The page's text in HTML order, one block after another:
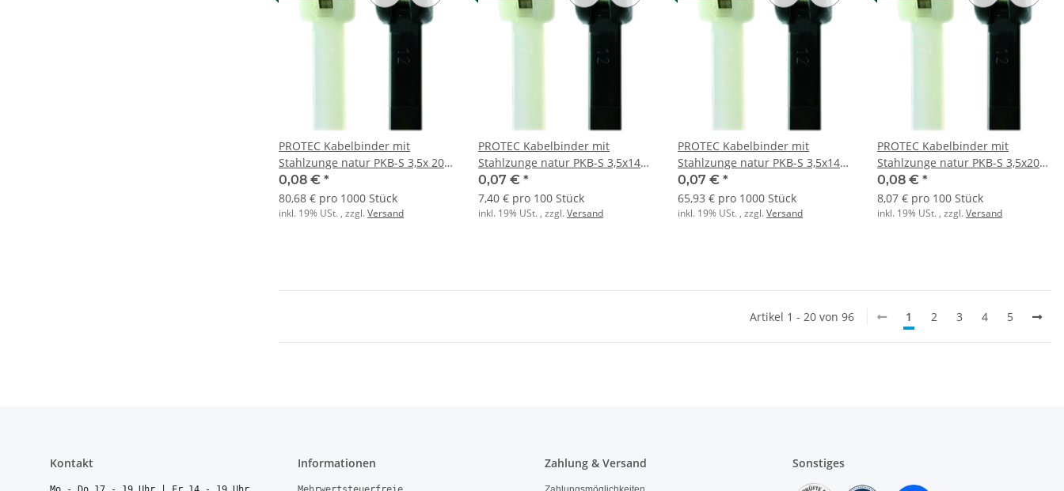
PROTEC Kabelbinder mit
Stahlzunge natur PKB-S 3,5x 200
(1000 Stk.)
0,08 € *
80,68 € pro 1000 Stück
inkl. 19% USt. , zzgl.Versand
PROTEC Kabelbinder mit
Stahlzunge natur PKB-S 3,5x140
(100 Stk.)
0,07 € *
7,40 € pro 100 Stück
inkl. 19% USt. , zzgl.Versand
PROTEC Kabelbinder mit
Stahlzunge natur PKB-S 3,5x140
(1000 Stk.)
0,07 € *
65,93 € pro 1000 Stück
inkl. 19% USt. , zzgl.Versand
PROTEC Kabelbinder mit
Stahlzunge natur PKB-S 3,5x200
(100 Stk.)
0,08 € *
8,07 € pro 100 Stück
inkl. 19% USt. , zzgl.Versand
Artikel 1 - 20 von 96 1 2 3 4 5
Kontakt Informationen Zahlung & Versand Sonstiges